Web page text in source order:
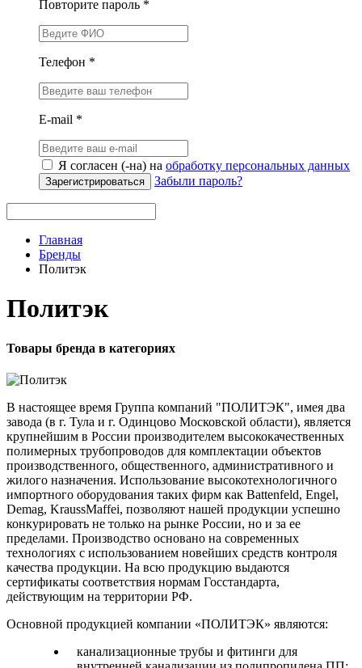
Повторите пароль *
Телефон *
E-mail *
Я согласен (-на) на обработку персональных данных
Зарегистрироваться Забыли пароль?
Главная
Бренды
Политэк
Политэк
Товары бренда в категориях
В настоящее время Группа компаний "ПОЛИТЭК", имея два
завода (в г. Тула и г. Одинцово Московской области), является
крупнейшим в России производителем высококачественных
полимерных трубопроводов для комплектации объектов
производственного, общественного, административного и
жилого назначения. Использование высокотехнологичного
импортного оборудования таких фирм как Battenfeld, Engel,
Demag, KraussMaffei, позволяют нашей продукции успешно
конкурировать не только на рынке России, но и за ее
пределами. Производство основано на современных
технологиях с использованием новейших средств контроля
качества продукции. На всю продукцию выдаются
сертификаты соответствия нормам Госстандарта,
действующим на территории РФ.
Основной продукцией компании «ПОЛИТЭК» являются:
канализационные трубы и фитинги для